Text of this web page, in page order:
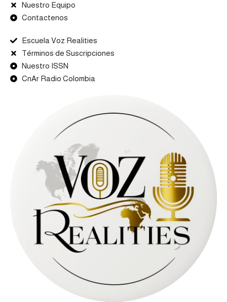
Nuestro Equipo
Contactenos
Escuela Voz Realities
Términos de Suscripciones
Nuestro ISSN
CnAr Radio Colombia